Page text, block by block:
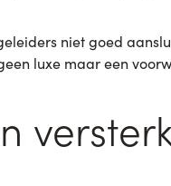
niet goed
luxe maar een